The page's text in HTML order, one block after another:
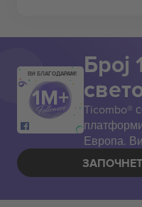
ВИ БЛАГОДАРАМ! Број
Ticombo®
Европа.